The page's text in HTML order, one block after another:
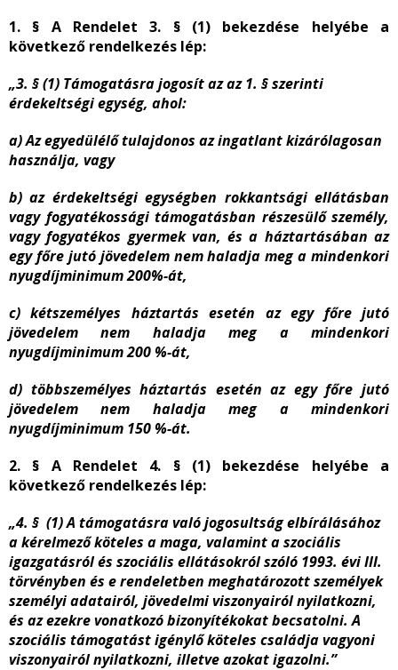
1. § A Rendelet 3. § (1) bekezdése helyébe a
következő rendelkezés lép:
„3. § (1) Támogatásra jogosít az az 1. § szerinti
érdekeltségi egység, ahol:
a) Az egyedülélő tulajdonos az ingatlant kizárólagosan
használja, vagy
b) az érdekeltségi egységben rokkantsági ellátásban
vagy fogyatékossági támogatásban részesülő személy,
vagy fogyatékos gyermek van, és a háztartásában az
egy főre jutó jövedelem nem haladja meg a mindenkori
nyugdíjminimum 200%-át,
c) kétszemélyes háztartás esetén az egy főre jutó
jövedelem nem haladja meg a mindenkori
nyugdíjminimum 200 %-át,
d) többszemélyes háztartás esetén az egy főre jutó
jövedelem nem haladja meg a mindenkori
nyugdíjminimum 150 %-át.
2. § A Rendelet 4. § (1) bekezdése helyébe a
következő rendelkezés lép:
„4. § (1) A támogatásra való jogosultság elbírálásához
a kérelmező köteles a maga, valamint aszociális
igazgatásról és szociális ellátásokról szóló 1993. évi III.
törvényben és e rendeletben meghatározott személyek
személyi adatairól, jövedelmi viszonyairól nyilatkozni,
és az ezekre vonatkozó bizonyítékokat becsatolni.A
szociális támogatást igénylő köteles családja vagyoni
viszonyairól nyilatkozni, illetve azokat igazolni.”